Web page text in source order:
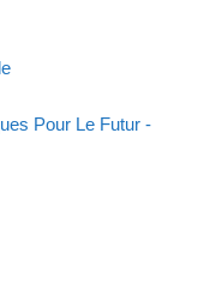
Pour Le Futur -